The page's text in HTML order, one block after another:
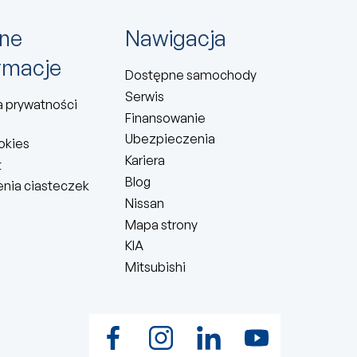
prywatności
ciasteczek
Nawigacja
Dostępne samochody
Serwis
Finansowanie
Ubezpieczenia
Kariera
Blog
Nissan
Mapa strony
KIA
Mitsubishi